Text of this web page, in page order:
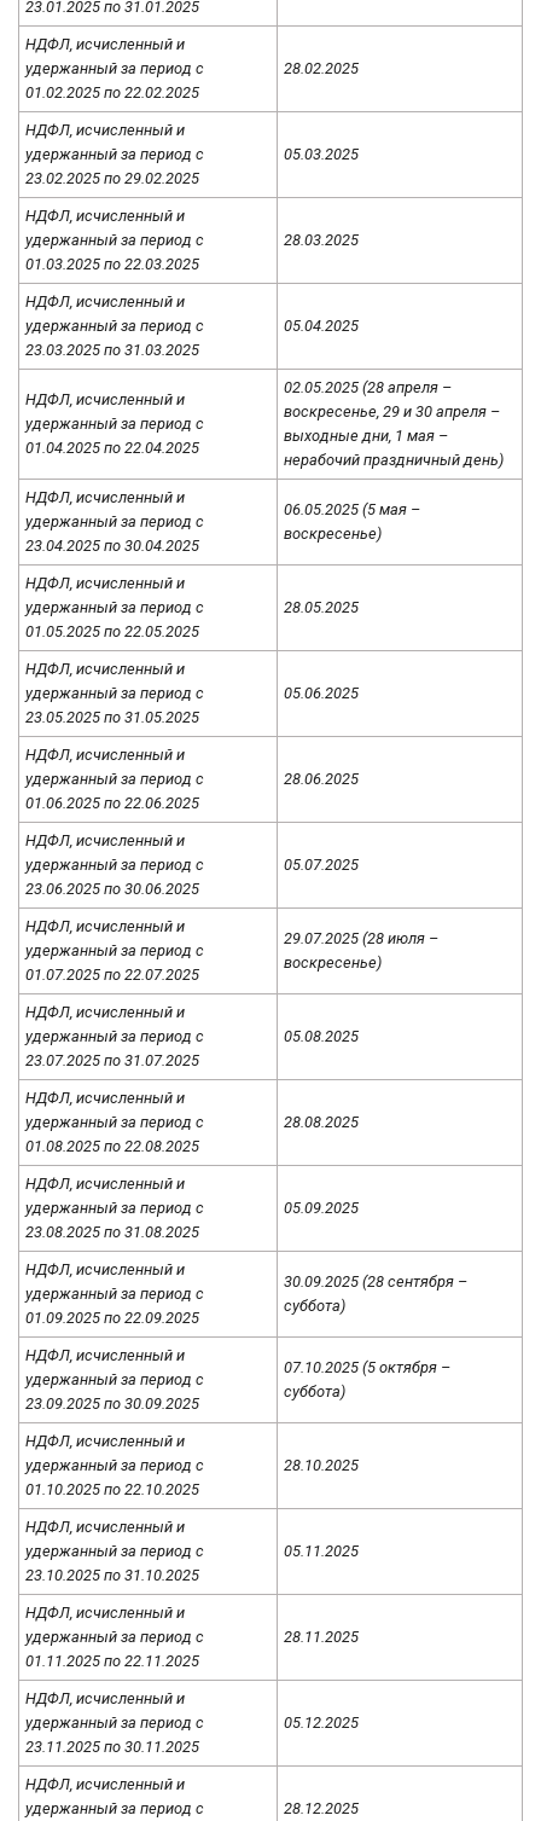
23.01.2025 по 31.01.2025
НДФЛ, исчисленный и
удержанный за период с
01.02.2025 по 22.02.2025
28.02.2025
НДФЛ, исчисленный и
удержанный за период с
23.02.2025 по 29.02.2025
05.03.2025
НДФЛ, исчисленный и
удержанный за период с
01.03.2025 по 22.03.2025
28.03.2025
НДФЛ, исчисленный и
удержанный за период с
23.03.2025 по 31.03.2025
05.04.2025
НДФЛ, исчисленный и
удержанный за период с
01.04.2025 по 22.04.2025
02.05.2025 (28 апреля –
воскресенье, 29 и 30 апреля –
выходные дни, 1 мая –
нерабочий праздничный день)
НДФЛ, исчисленный и
удержанный за период с
23.04.2025 по 30.04.2025
06.05.2025 (5 мая –
воскресенье)
НДФЛ, исчисленный и
удержанный за период с
01.05.2025 по 22.05.2025
28.05.2025
НДФЛ, исчисленный и
удержанный за период с
23.05.2025 по 31.05.2025
05.06.2025
НДФЛ, исчисленный и
удержанный за период с
01.06.2025 по 22.06.2025
28.06.2025
НДФЛ, исчисленный и
удержанный за период с
23.06.2025 по 30.06.2025
05.07.2025
НДФЛ, исчисленный и
удержанный за период с
01.07.2025 по 22.07.2025
29.07.2025 (28 июля –
воскресенье)
НДФЛ, исчисленный и
удержанный за период с
23.07.2025 по 31.07.2025
05.08.2025
НДФЛ, исчисленный и
удержанный за период с
01.08.2025 по 22.08.2025
28.08.2025
НДФЛ, исчисленный и
удержанный за период с
23.08.2025 по 31.08.2025
05.09.2025
НДФЛ, исчисленный и
удержанный за период с
01.09.2025 по 22.09.2025
30.09.2025 (28 сентября –
суббота)
НДФЛ, исчисленный и
удержанный за период с
23.09.2025 по 30.09.2025
07.10.2025 (5 октября –
суббота)
НДФЛ, исчисленный и
удержанный за период с
01.10.2025 по 22.10.2025
28.10.2025
НДФЛ, исчисленный и
удержанный за период с
23.10.2025 по 31.10.2025
05.11.2025
НДФЛ, исчисленный и
удержанный за период с
01.11.2025 по 22.11.2025
28.11.2025
НДФЛ, исчисленный и
удержанный за период с
23.11.2025 по 30.11.2025
05.12.2025
НДФЛ, исчисленный и
удержанный за период с
28.12.2025